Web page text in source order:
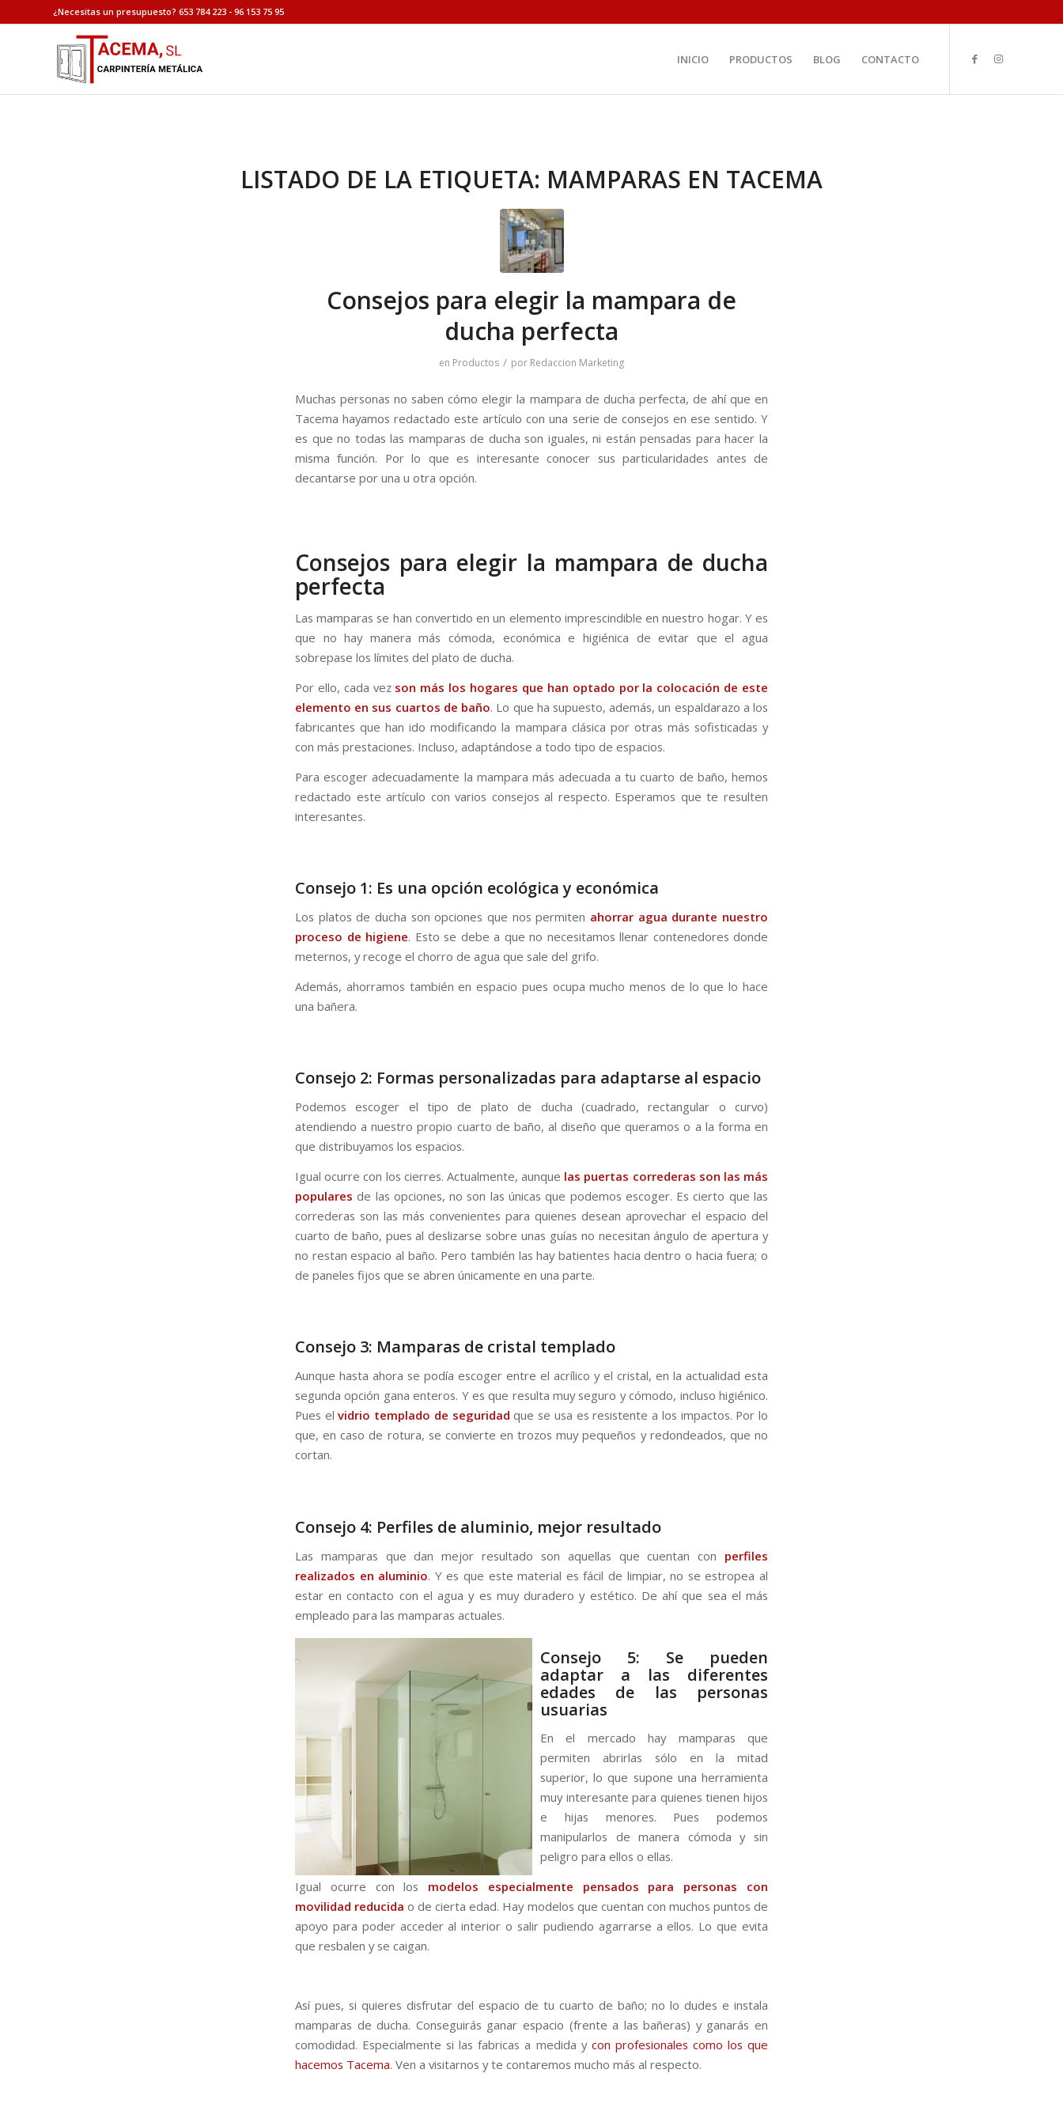
¿Necesitas un presupuesto? 653 784 223 - 96 153 75 95
INICIO PRODUCTOS BLOG CONTACTO
LISTADO DE LA ETIQUETA: MAMPARAS EN TACEMA
Consejos para elegir la mampara de
ducha perfecta
en Productos / por Redaccion Marketing
Muchas personas no saben cómo elegir la mampara de ducha perfecta, de ahí que en
Tacema hayamos redactado este artículo con una serie de consejos en ese sentido. Y
es que no todas las mamparas de ducha son iguales, ni están pensadas para hacer la
misma función. Por lo que es interesante conocer sus particularidades antes de
decantarse por una u otra opción.
Consejos para elegir la mampara de ducha
perfecta
Las mamparas se han convertido en un elemento imprescindible en nuestro hogar. Y es
que no hay manera más cómoda, económica e higiénica de evitar que el agua
sobrepase los límites del plato de ducha.
Por ello, cada vez son más los hogares que han optado por la colocación de este
elemento en sus cuartos de baño. Lo que ha supuesto, además, un espaldarazo a los
fabricantes que han ido modificando la mampara clásica por otras más sofisticadas y
con más prestaciones. Incluso, adaptándose a todo tipo de espacios.
Para escoger adecuadamente la mampara más adecuada a tu cuarto de baño, hemos
redactado este artículo con varios consejos al respecto. Esperamos que te resulten
interesantes.
Consejo 1: Es una opción ecológica y económica
Los platos de ducha son opciones que nos permiten ahorrar agua durante nuestro
proceso de higiene. Esto se debe a que no necesitamos llenar contenedores donde
meternos, y recoge el chorro de agua que sale del grifo.
Además, ahorramos también en espacio pues ocupa mucho menos de lo que lo hace
una bañera.
Consejo 2: Formas personalizadas para adaptarse al espacio
Podemos escoger el tipo de plato de ducha (cuadrado, rectangular o curvo)
atendiendo a nuestro propio cuarto de baño, al diseño que queramos o a la forma en
que distribuyamos los espacios.
Igual ocurre con los cierres. Actualmente, aunque las puertas correderas son las más
populares de las opciones, no son las únicas que podemos escoger. Es cierto que las
correderas son las más convenientes para quienes desean aprovechar el espacio del
cuarto de baño, pues al deslizarse sobre unas guías no necesitan ángulo de apertura y
no restan espacio al baño. Pero también las hay batientes hacia dentro o hacia fuera; o
de paneles fijos que se abren únicamente en una parte.
Consejo 3: Mamparas de cristal templado
Aunque hasta ahora se podía escoger entre el acrílico y el cristal, en la actualidad esta
segunda opción gana enteros. Y es que resulta muy seguro y cómodo, incluso higiénico.
Pues elvidrio templado de seguridad que se usa es resistente a los impactos. Por lo
que, en caso de rotura, se convierte en trozos muy pequeños y redondeados, que no
cortan.
Consejo 4: Perfiles de aluminio, mejor resultado
Las mamparas que dan mejor resultado son aquellas que cuentan con perfiles
realizados en aluminio. Y es que este material es fácil de limpiar, no se estropea al
estar en contacto con el agua y es muy duradero y estético. De ahí que sea el más
empleado para las mamparas actuales.
Consejo 5: Se pueden
adaptar a las diferentes
edades de las personas
usuarias
En el mercado hay mamparas que
permiten abrirlas sólo en la mitad
superior, lo que supone una herramienta
muy interesante para quienes tienen hijos
e hijas menores. Pues podemos
manipularlos de manera cómoda y sin
peligro para ellos o ellas.
Igual ocurre con los modelos especialmente pensados para personas con
movilidad reducida o de cierta edad. Hay modelos que cuentan con muchos puntos de
apoyo para poder acceder al interior o salir pudiendo agarrarse a ellos. Lo que evita
que resbalen y se caigan.
Así pues, si quieres disfrutar del espacio de tu cuarto de baño; no lo dudes e instala
mamparas de ducha. Conseguirás ganar espacio (frente a las bañeras) y ganarás en
comodidad. Especialmente si las fabricas a medida y con profesionales como los que
hacemos Tacema. Ven a visitarnos y te contaremos mucho más al respecto.